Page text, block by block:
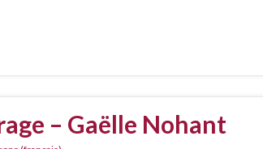
– Gaëlle Nohant